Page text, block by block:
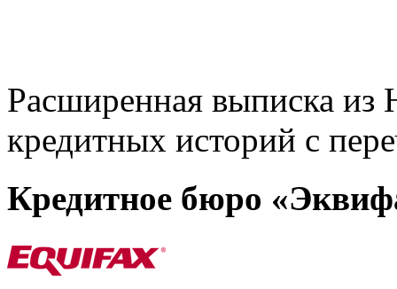
Расширенная выписка из
кредитных историй с
Кредитное бюро